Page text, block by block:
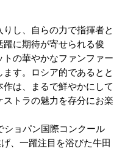
し、自らの力で指揮者と
躍に期待が寄せられる俊
の華やかなファンファー
す。ロシア的であるとと
は、まるで鮮やかにして
トラの魅力を存分にお楽
ショパン国際コンクール
、一躍注目を浴びた牛田